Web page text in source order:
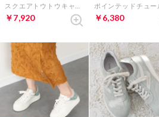
￥7,920 ￥6,380